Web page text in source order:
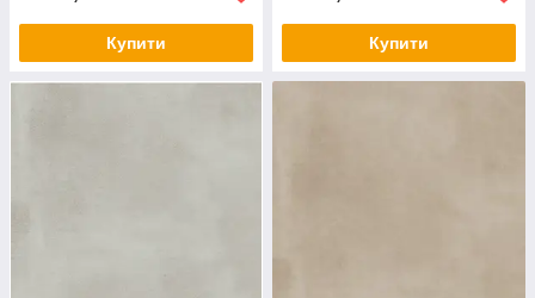
Купити Купити